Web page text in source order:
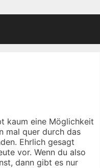
kaum eine Möglichkeit
mal quer durch das
Ehrlich gesagt
vor. Wenn du also
dann gibt es nur